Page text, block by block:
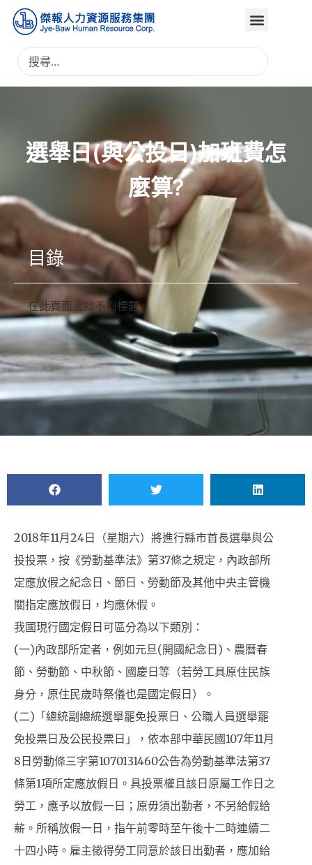
選舉日(與公投日)加班費怎
麼算?
目錄
在此頁面上找不到標題。
2018年11月24日（星期六）將進行縣市首長選舉與公
投投票，按《勞動基準法》第37條之規定，內政部所
定應放假之紀念日、節日、勞動節及其他中央主管機
關指定應放假日，均應休假。
我國現行國定假日可區分為以下類別：
(一)內政部所定者，例如元旦(開國紀念日)、農曆春
節、勞動節、中秋節、國慶日等（若勞工具原住民族
身分，原住民歲時祭儀也是國定假日）。
(二)「總統副總統選舉罷免投票日、公職人員選舉罷
免投票日及公民投票日」，依本部中華民國107年11月
8日勞動條三字第1070131460公告為勞動基準法第37
條第1項所定應放假日。具投票權且該日原屬工作日之
勞工，應予以放假一日；原毋須出勤者，不另給假給
薪。所稱放假一日，指午前零時至午後十二時連續二
十四小時。雇主徵得勞工同意於該日出勤者，應加給